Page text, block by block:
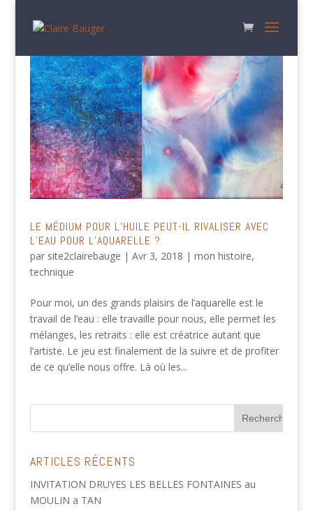
LE MÉDIUM POUR L’HUILE PEUT-IL RIVALISER AVEC
L’EAU POUR L’AQUARELLE ?
par site2clairebauge | Avr 3, 2018 | mon histoire,
technique
Pour moi, un des grands plaisirs de l’aquarelle est le
travail de l’eau : elle travaille pour nous, elle permet les
mélanges, les retraits : elle est créatrice autant que
l’artiste. Le jeu est finalement de la suivre et de profiter
de ce qu’elle nous offre. Là où les...
ARTICLES RÉCENTS
INVITATION DRUYES LES BELLES FONTAINES au
MOULIN a TAN